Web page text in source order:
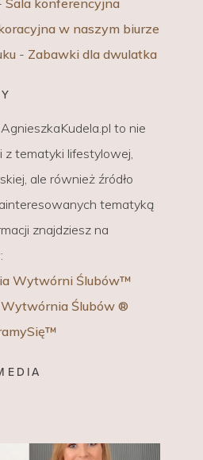
w naszym biurze
- Zabawki dla dwulatka
to nie
tematyki lifestylowej,
ale również źródło
tematyką
znajdziesz na
Wytwórni Ślubów™
Wytwórnia Ślubów ®